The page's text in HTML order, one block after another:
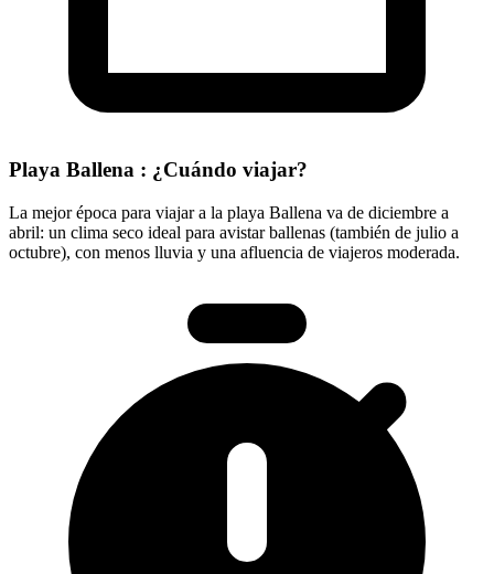
Playa Ballena : ¿Cuándo viajar?
La mejor época para viajar a la playa Ballena va de diciembre a
abril: un clima seco ideal para avistar ballenas (también de julio a
octubre), con menos lluvia y una afluencia de viajeros moderada.